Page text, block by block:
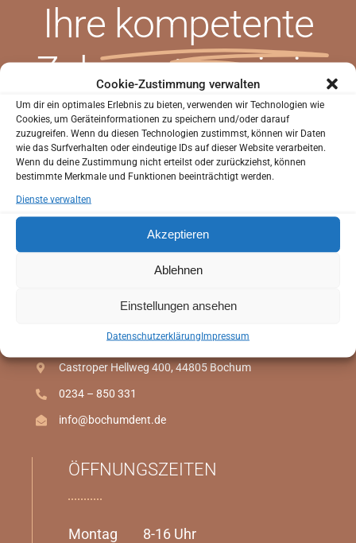
Cookie-Zustimmung verwalten
Um dir ein optimales Erlebnis zu bieten, verwenden wir Technologien wie
Cookies, um Geräteinformationen zu speichern und/oder darauf
zuzugreifen. Wenn du diesen Technologien zustimmst, können wir Daten
wie das Surfverhalten oder eindeutige IDs auf dieser Website verarbeiten.
Wenn du deine Zustimmung nicht erteilst oder zurückziehst, können
bestimmte Merkmale und Funktionen beeinträchtigt werden.
Dienste verwalten
Akzeptieren
Ablehnen
Einstellungen ansehen
DatenschutzerklärungImpressum
Ihre kompetente
Zahnarztpraxis in
Bochum!
Zahnarztpraxis Dr. Sibai
Castroper Hellweg 400, 44805 Bochum
0234 – 850 331
info@bochumdent.de
ÖFFNUNGSZEITEN
Montag 8-16 Uhr
SIND SIE NEUPATIENT?
Sie können uns helfen Sie besser kennenzulernen
bevor Sie zu uns in die Praxis kommen.
Sie haben die Möglichkeit Ihren Anamnesebogen zu
Hause in Ruhe auszufüllen.
So können wir schon bei Ihrem ersten Besuch auf Ihre
individuellen Wünsche und Bedürfnisse eingehen.
Anamnesebogen
ONLINE TERMIN